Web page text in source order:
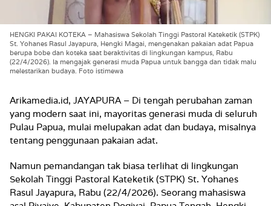
HENGKI PAKAI KOTEKA – Mahasiswa Sekolah Tinggi Pastoral Kateketik (STPK)
St. Yohanes Rasul Jayapura, Hengki Magai, mengenakan pakaian adat Papua
berupa bobe dan koteka saat beraktivitas di lingkungan kampus, Rabu
(22/4/2026). Ia mengajak generasi muda Papua untuk bangga dan tidak malu
melestarikan budaya. Foto istimewa
Arikamedia.id, JAYAPURA – Di tengah perubahan zaman
yang modern saat ini, mayoritas generasi muda di seluruh
Pulau Papua, mulai melupakan adat dan budaya, misalnya
tentang penggunaan pakaian adat.
Namun pemandangan tak biasa terlihat di lingkungan
Sekolah Tinggi Pastoral Kateketik (STPK) St. Yohanes
Rasul Jayapura, Rabu (22/4/2026). Seorang mahasiswa